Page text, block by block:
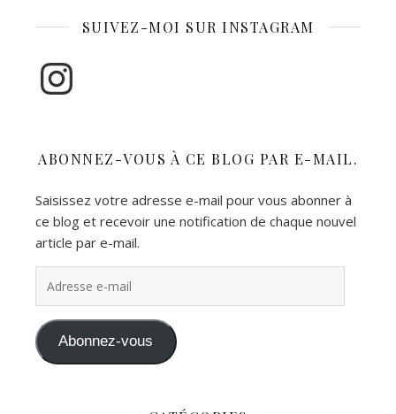
SUIVEZ-MOI SUR INSTAGRAM
Instagram
ABONNEZ-VOUS À CE BLOG PAR E-MAIL.
Saisissez votre adresse e-mail pour vous abonner à
ce blog et recevoir une notification de chaque nouvel
article par e-mail.
Abonnez-vous